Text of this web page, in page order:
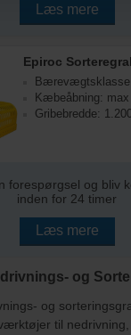
Læs mere
Kæbeåbning:
Gribebredde:
forespørgsel og bliv
inden for 24 timer
Læs mere
og
og
til